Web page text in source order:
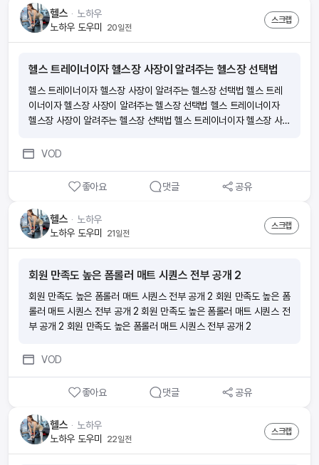
헬스 ᆞ 노하우
노하우 도우미
20일전
스크랩
헬스 트레이너이자 헬스장 사장이 알려주는 헬스장 선택법
헬스 트레이너이자 헬스장 사장이 알려주는 헬스장 선택법 헬스 트레
이너이자 헬스장 사장이 알려주는 헬스장 선택법 헬스 트레이너이자
헬스장 사장이 알려주는 헬스장 선택법 헬스 트레이너이자 헬스장 사
VOD
좋아요 댓글 공유
헬스 ᆞ 노하우
노하우 도우미
21일전
스크랩
회원 만족도 높은 폼롤러 매트 시퀀스 전부 공개 2
회원 만족도 높은 폼롤러 매트 시퀀스 전부 공개 2 회원 만족도 높은 폼
롤러 매트 시퀀스 전부 공개 2 회원 만족도 높은 폼롤러 매트 시퀀스 전
부 공개 2 회원 만족도 높은 폼롤러 매트 시퀀스 전부 공개 2
VOD
좋아요 댓글 공유
헬스 ᆞ 노하우
노하우 도우미
22일전
스크랩